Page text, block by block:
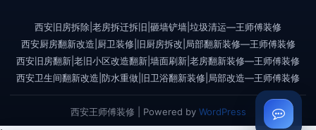
西安旧房拆除|老房拆迁拆旧|砸墙铲墙|垃圾清运—王师傅装修
西安厨房翻新改造|厨卫装修|旧厨房拆改|局部翻新装修—王师傅装修
西安旧房翻新|老旧小区改造翻新|墙面刷新|老房翻新装修—王师傅装修
西安卫生间翻新改造|防水重做|旧卫浴翻新装修|局部改造—王师傅装修
西安王师傅装修 | Powered by WordPress